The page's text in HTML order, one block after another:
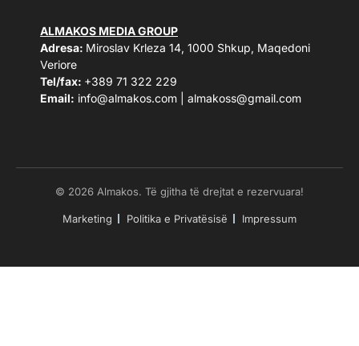
ALMAKOS MEDIA GROUP
Adresa: Miroslav Krleza 14, 1000 Shkup, Maqedoni
Veriore
Tel/fax: +389 71 322 229
Email: info@almakos.com almakoss@gmail.com
© 2026 Almakos. Të gjitha të drejtat e rezervuara!
Marketing Politika e Privatësisë Impressum